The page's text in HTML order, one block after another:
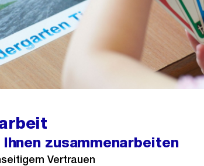
zusammenarbeiten
Vertrauen